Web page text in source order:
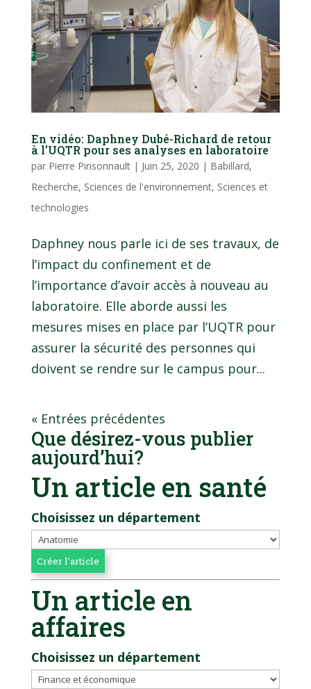
En vidéo: Daphney Dubé-Richard de retour
à l’UQTR pour ses analyses en laboratoire
par Pierre Pinsonnault| Juin 25, 2020 | Babillard,
Recherche, Sciences de l'environnement, Sciences et
technologies
Daphney nous parle ici de ses travaux, de
l’impact du confinement et de
l’importance d’avoir accès à nouveau au
laboratoire. Elle aborde aussi les
mesures mises en place par l’UQTR pour
assurer la sécurité des personnes qui
doivent se rendre sur le campus pour...
« Entrées précédentes
Que désirez-vous publier
aujourd’hui?
Un article en santé
Choisissez un département
Un article en
affaires
Choisissez un département